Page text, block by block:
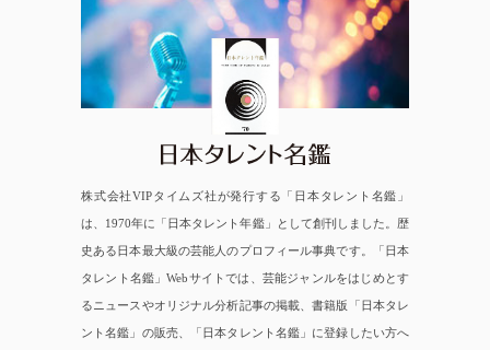
日本タレント名鑑
株式会社VIPタイムズ社が発行する「日本タレント名鑑」
は、1970年に「日本タレント年鑑」として創刊しました。歴
史ある日本最大級の芸能人のプロフィール事典です。「日本
タレント名鑑」Webサイトでは、芸能ジャンルをはじめとす
るニュースやオリジナル分析記事の掲載、書籍版「日本タレ
ント名鑑」の販売、「日本タレント名鑑」に登録したい方へ